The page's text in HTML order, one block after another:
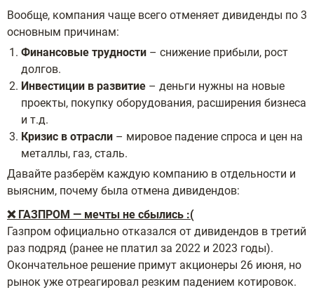
Вообще, компания чаще всего отменяет дивиденды по 3
основным причинам:
Финансовые трудности – снижение прибыли, рост
долгов.
Инвестиции в развитие – деньги нужны на новые
проекты, покупку оборудования, расширения бизнеса
и т.д.
Кризис в отрасли – мировое падение спроса и цен на
металлы, газ, сталь.
Давайте разберём каждую компанию в отдельности и
выясним, почему была отмена дивидендов:
❌ ГАЗПРОМ — мечты не сбылись :(
Газпром официально отказался от дивидендов в третий
раз подряд (ранее не платил за 2022 и 2023 годы).
Окончательное решение примут акционеры 26 июня, но
рынок уже отреагировал резким падением котировок.